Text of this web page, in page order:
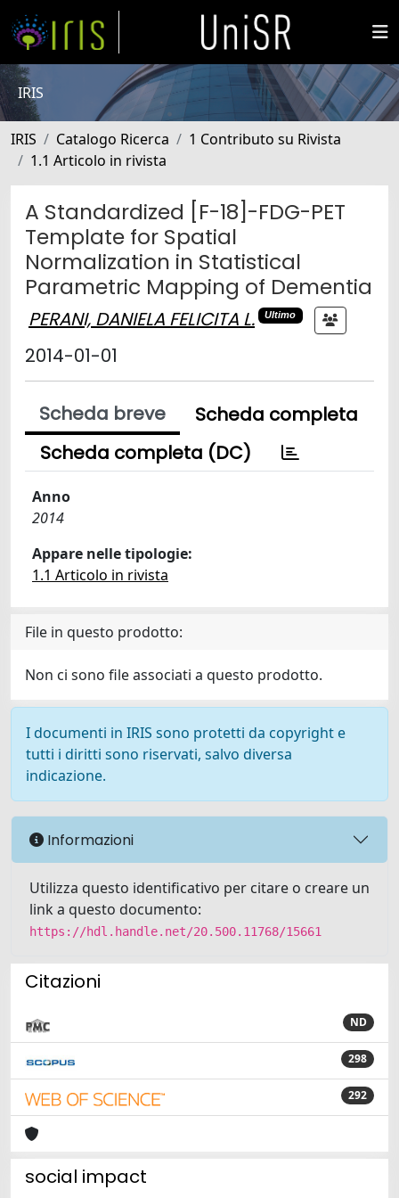
IRIS
IRIS Catalogo Ricerca
1 Contributo su Rivista
1.1 Articolo in rivista
A Standardized [F-18]-FDG-PET
Template for Spatial
Normalization in Statistical
Parametric Mapping of Dementia
PERANI, DANIELA FELICITA L. Ultimo
2014-01-01
Scheda breve
Scheda completa
Scheda completa (DC)
Anno
2014
Appare nelle tipologie:
1.1 Articolo in rivista
File in questo prodotto:
Non ci sono file associati a questo prodotto.
I documenti in IRIS sono protetti da copyright e
tutti i diritti sono riservati, salvo diversa
indicazione.
Informazioni
Utilizza questo identificativo per citare o creare un
link a questo documento:
https://hdl.handle.net/20.500.11768/15661
Citazioni
ND
298
292
social impact